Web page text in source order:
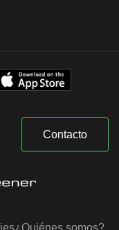
Contacto
¿Quiénes somos?